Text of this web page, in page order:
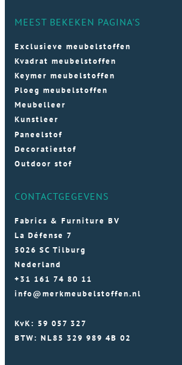
MEEST BEKEKEN PAGINA'S
Exclusieve meubelstoffen
Kvadrat meubelstoffen
Keymer meubelstoffen
Ploeg meubelstoffen
Meubelleer
Kunstleer
Paneelstof
Decoratiestof
Outdoor stof
CONTACTGEGEVENS
Fabrics & Furniture BV
La Défense 7
5026 SC Tilburg
Nederland
+31 161 74 80 11
info@merkmeubelstoffen.nl
KvK: 59 057 327
BTW: NL85 329 989 4B 02